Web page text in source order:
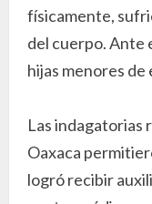
físicamente,
del cuerpo. Ante
hijas menores de
Las indagatorias
Oaxaca
logró recibir